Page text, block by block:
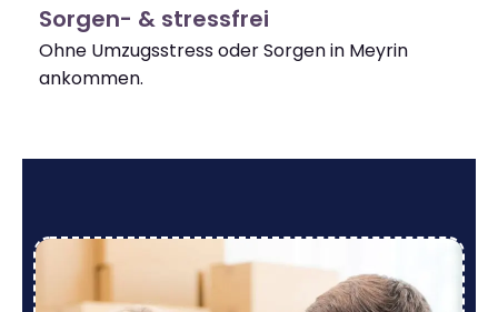
Sorgen- & stressfrei
Ohne Umzugsstress oder Sorgen in Meyrin
ankommen.